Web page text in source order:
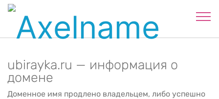
ubirayka.ru — информация о
домене
Доменное имя продлено владельцем, либо успешно